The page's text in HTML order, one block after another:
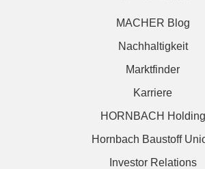
MACHER Blog
Nachhaltigkeit
Marktfinder
Karriere
HORNBACH Holding
Hornbach Baustoff
Investor Relations